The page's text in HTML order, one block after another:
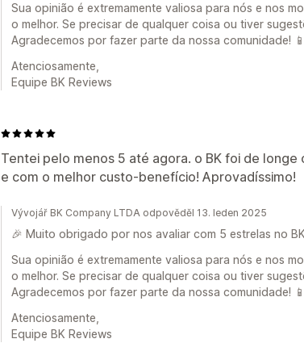
Sua opinião é extremamente valiosa para nós e nos
o melhor. Se precisar de qualquer coisa ou tiver
Agradecemos por fazer parte da nossa comunidade! 📱
Atenciosamente,
Equipe BK Reviews
Tentei pelo menos 5 até agora. o BK foi de longe
e com o melhor custo-benefício! Aprovadíssimo!
Vývojář BK Company LTDA odpověděl 13. leden 2025
🎉 Muito obrigado por nos avaliar com 5 estrelas no
Sua opinião é extremamente valiosa para nós e nos
o melhor. Se precisar de qualquer coisa ou tiver
Agradecemos por fazer parte da nossa comunidade! 📱
Atenciosamente,
Equipe BK Reviews